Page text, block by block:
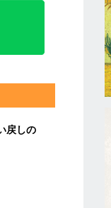
戻しの